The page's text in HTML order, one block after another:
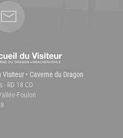
• Caverne du Dragon
RD 18 CD
Foulon